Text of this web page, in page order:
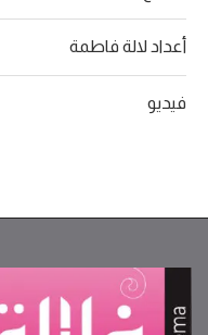
أعداد لالة فاطمة
فيديو